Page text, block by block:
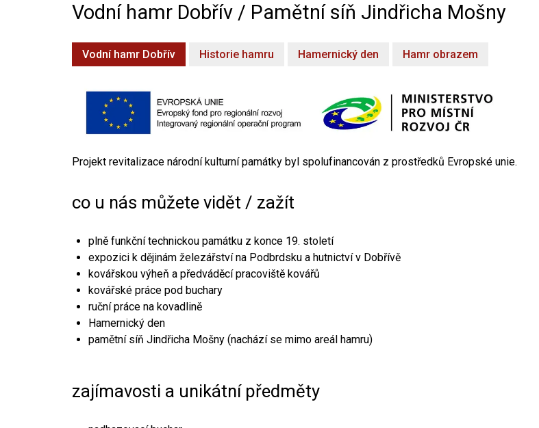
Vodní hamr Dobřív / Pamětní síň Jindřicha Mošny
Vodní hamr Dobřív Historie hamru Hamernický den Hamr obrazem
Projekt revitalizace národní kulturní památky byl spolufinancován z prostředků Evropské unie.
co u nás můžete vidět / zažít
plně funkční technickou památku z konce 19. století
expozici k dějinám železářství na Podbrdsku a hutnictví v Dobřívě
kovářskou výheň a předváděcí pracoviště kovářů
kovářské práce pod buchary
ruční práce na kovadlině
Hamernický den
pamětní síň Jindřicha Mošny (nachází se mimo areál hamru)
zajímavosti a unikátní předměty